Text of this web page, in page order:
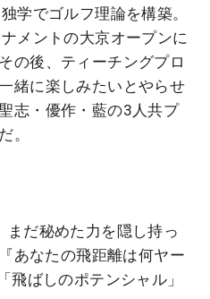
学でゴルフ理論を構築。
メントの大京オープンに
の後、ティーチングプロ
緒に楽しみたいとやらせ
志・優作・藍の3人共プ
。
まだ秘めた力を隠し持っ
あなたの飛距離は何ヤー
飛ばしのポテンシャル」